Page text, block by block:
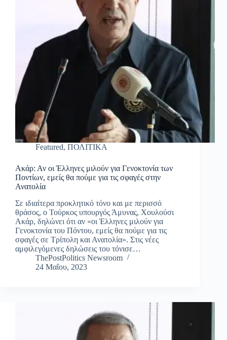
Featured, ΠΟΛΙΤΙΚΑ
Ακάρ: Αν οι Έλληνες μιλούν για Γενοκτονία των
Ποντίων, εμείς θα πούμε για τις σφαγές στην
Ανατολία
Σε ιδιαίτερα προκλητικό τόνο και με περισσό
θράσος, ο Τούρκος υπουργός Άμυνας, Χουλούσι
Ακάρ, δηλώνει ότι αν «οι Έλληνες μιλούν για
Γενοκτονία του Πόντου, εμείς θα πούμε για τις
σφαγές σε Τρίπολη και Ανατολία». Στις νέες
αμφιλεγόμενες δηλώσεις του τόνισε…
ThePostPolitics Newsroom
24 Μαΐου, 2023